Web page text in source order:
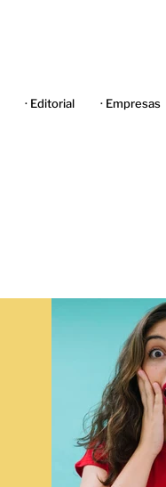
· Editorial · Empresas